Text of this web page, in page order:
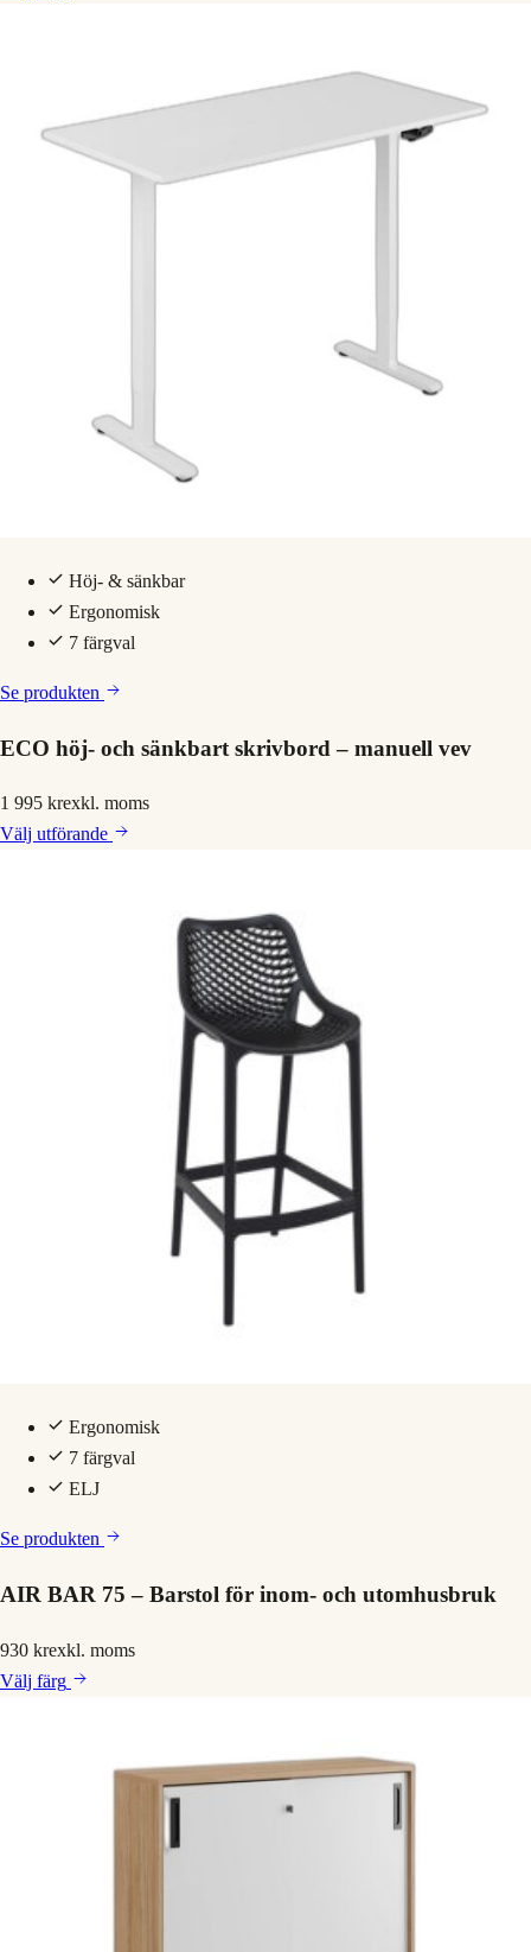
Höj- & sänkbar
Ergonomisk
7 färgval
Se produkten
ECO höj- och sänkbart skrivbord – manuell vev
1 995 krexkl. moms
Välj utförande
Ergonomisk
7 färgval
ELJ
Se produkten
AIR BAR 75 – Barstol för inom- och utomhusbruk
930 krexkl. moms
Välj färg